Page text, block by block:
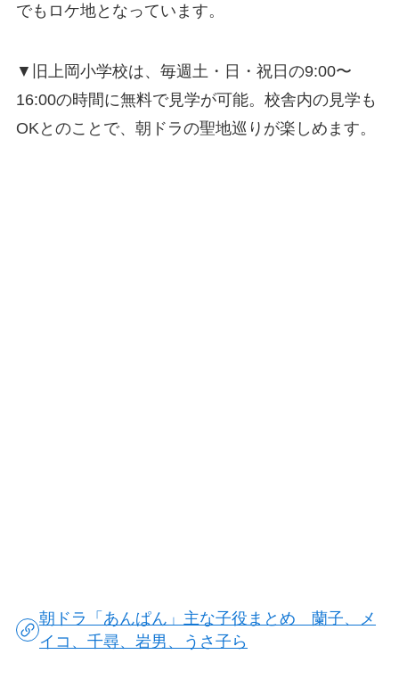
でもロケ地となっています。
▼旧上岡小学校は、毎週土・日・祝日の9:00〜
16:00の時間に無料で見学が可能。校舎内の見学も
OKとのことで、朝ドラの聖地巡りが楽しめます。
朝ドラ「あんぱん」主な子役まとめ 蘭子、メ
イコ、千尋、岩男、うさ子ら